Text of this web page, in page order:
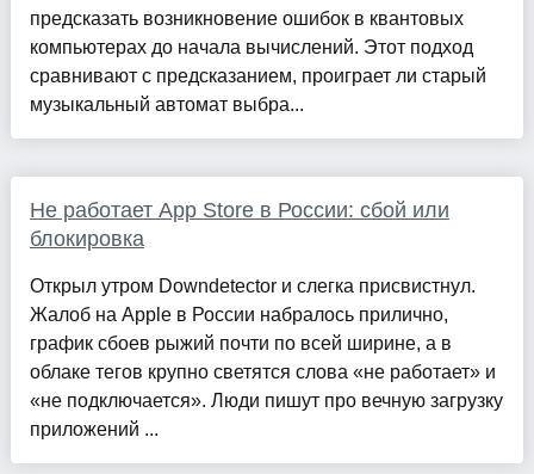
предсказать возникновение ошибок в квантовых
компьютерах до начала вычислений. Этот подход
сравнивают с предсказанием, проиграет ли старый
музыкальный автомат выбра...
Не работает App Store в России: сбой или
блокировка
Открыл утром Downdetector и слегка присвистнул.
Жалоб на Apple в России набралось прилично,
график сбоев рыжий почти по всей ширине, а в
облаке тегов крупно светятся слова «не работает» и
«не подключается». Люди пишут про вечную загрузку
приложений ...